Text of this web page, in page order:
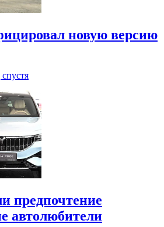
новую версию
спустя
предпочтение
автолюбители